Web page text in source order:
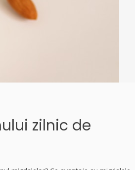
zilnic de